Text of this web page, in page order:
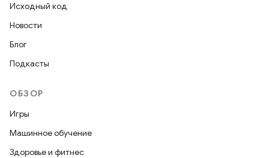
Исходный код
Новости
Блог
Подкасты
ОБЗОР
Игры
Машинное обучение
Здоровье и фитнес